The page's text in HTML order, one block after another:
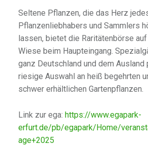
Seltene Pflanzen, die das Herz
Pflanzenliebhabers und Sammlers
lassen, bietet die Raritätenbörse
Wiese beim Haupteingang.
ganz Deutschland und dem Ausland
riesige Auswahl an heiß begehrten
schwer erhältlichen Gartenpflanzen.
Link zur ega: https://www.egapark-
erfurt.de/pb/egapark/Home/
age+2025